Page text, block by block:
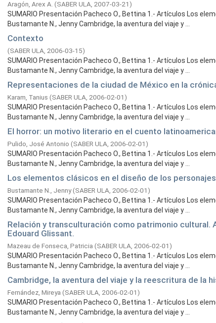
Aragón, Arex A. (SABER ULA, 2007-03-21)
SUMARIO Presentación Pacheco O., Bettina 1.- Artículos Los
Bustamante N., Jenny Cambridge, la aventura del viaje y ...
Contexto
(SABER ULA, 2006-03-15)
SUMARIO Presentación Pacheco O., Bettina 1.- Artículos Los
Bustamante N., Jenny Cambridge, la aventura del viaje y ...
Representaciones de la ciudad de México en la
Karam, Tanius (SABER ULA, 2006-02-01)
SUMARIO Presentación Pacheco O., Bettina 1.- Artículos Los
Bustamante N., Jenny Cambridge, la aventura del viaje y ...
El horror: un motivo literario en el cuento
Pulido, José Antonio (SABER ULA, 2006-02-01)
SUMARIO Presentación Pacheco O., Bettina 1.- Artículos Los
Bustamante N., Jenny Cambridge, la aventura del viaje y ...
Los elementos clásicos en el diseño de los
Bustamante N., Jenny(SABER ULA, 2006-02-01)
SUMARIO Presentación Pacheco O., Bettina 1.- Artículos Los
Bustamante N., Jenny Cambridge, la aventura del viaje y ...
Relación y transculturación como patrimonio cultural.
Edouard Glissant.
Mazeau de Fonseca, Patricia (SABER ULA, 2006-02-01)
SUMARIO Presentación Pacheco O., Bettina 1.- Artículos Los
Bustamante N., Jenny Cambridge, la aventura del viaje y ...
Cambridge, la aventura del viaje y la reescritura de la
Fernández, Mireya (SABER ULA, 2006-02-01)
SUMARIO Presentación Pacheco O., Bettina 1.- Artículos Los
Bustamante N., Jenny Cambridge, la aventura del viaje y ...